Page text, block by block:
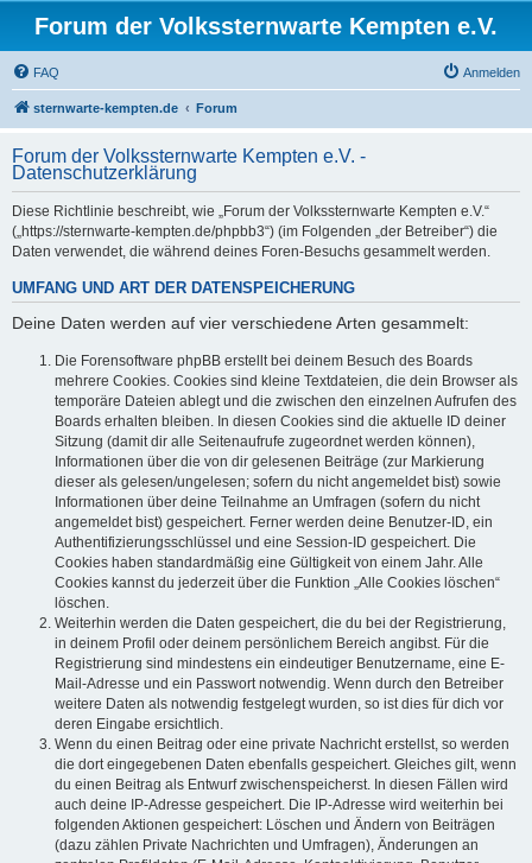
Forum der Volkssternwarte Kempten e.V.
FAQ Anmelden
sternwarte-kempten.de Forum
Forum der Volkssternwarte Kempten e.V. -
Datenschutzerklärung
Diese Richtlinie beschreibt, wie „Forum der Volkssternwarte Kempten e.V.“
(„https://sternwarte-kempten.de/phpbb3“) (im Folgenden „der Betreiber“) die
Daten verwendet, die während deines Foren-Besuchs gesammelt werden.
UMFANG UND ART DER DATENSPEICHERUNG
Deine Daten werden auf vier verschiedene Arten gesammelt:
Die Forensoftware phpBB erstellt bei deinem Besuch des Boards
mehrere Cookies. Cookies sind kleine Textdateien, die dein Browser als
temporäre Dateien ablegt und die zwischen den einzelnen Aufrufen des
Boards erhalten bleiben. In diesen Cookies sind die aktuelle ID deiner
Sitzung (damit dir alle Seitenaufrufe zugeordnet werden können),
Informationen über die von dir gelesenen Beiträge (zur Markierung
dieser als gelesen/ungelesen; sofern du nicht angemeldet bist) sowie
Informationen über deine Teilnahme an Umfragen (sofern du nicht
angemeldet bist) gespeichert. Ferner werden deine Benutzer-ID, ein
Authentifizierungsschlüssel und eine Session-ID gespeichert. Die
Cookies haben standardmäßig eine Gültigkeit von einem Jahr. Alle
Cookies kannst du jederzeit über die Funktion „Alle Cookies löschen“
löschen.
Weiterhin werden die Daten gespeichert, die du bei der Registrierung,
in deinem Profil oder deinem persönlichem Bereich angibst. Für die
Registrierung sind mindestens ein eindeutiger Benutzername, eine E-
Mail-Adresse und ein Passwort notwendig. Wenn durch den Betreiber
weitere Daten als notwendig festgelegt wurden, so ist dies für dich vor
deren Eingabe ersichtlich.
Wenn du einen Beitrag oder eine private Nachricht erstellst, so werden
die dort eingegebenen Daten ebenfalls gespeichert. Gleiches gilt, wenn
du einen Beitrag als Entwurf zwischenspeicherst. In diesen Fällen wird
auch deine IP-Adresse gespeichert. Die IP-Adresse wird weiterhin bei
folgenden Aktionen gespeichert: Löschen und Ändern von Beiträgen
(dazu zählen Private Nachrichten und Umfragen), Änderungen an